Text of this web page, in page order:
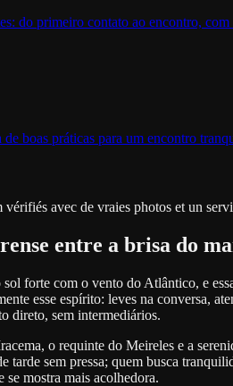
do primeiro contato ao encontro,
boas práticas para um encontro
avec de vraies photos et un
entre a brisa do
forte com o vento do Atlântico, e
esse espírito: leves na conversa,
direto, sem intermediários.
o requinte do Meireles e a
sem pressa; quem busca
se mostra mais acolhedora.